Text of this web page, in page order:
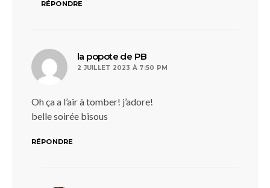
RÉPONDRE
la popote de PB
2 JUILLET 2023 À 7:50 PM
Oh ça a l’air à tomber! j’adore!
belle soirée bisous
RÉPONDRE